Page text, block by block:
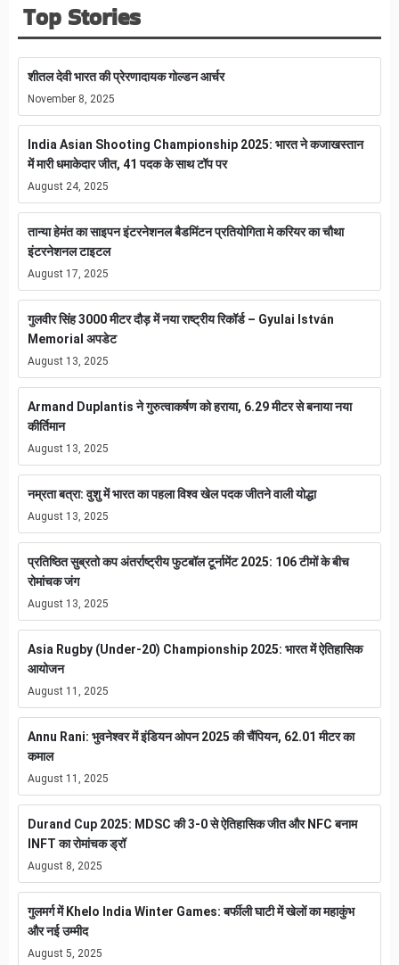
Top Stories
शीतल देवी भारत की प्रेरणादायक गोल्डन आर्चर
November 8, 2025
India Asian Shooting Championship 2025: भारत ने कजाखस्तान
में मारी धमाकेदार जीत, 41 पदक के साथ टॉप पर
August 24, 2025
तान्या हेमंत का साइपन इंटरनेशनल बैडमिंटन प्रतियोगिता मे करियर का चौथा
इंटरनेशनल टाइटल
August 17, 2025
गुलवीर सिंह 3000 मीटर दौड़ में नया राष्ट्रीय रिकॉर्ड – Gyulai István
Memorial अपडेट
August 13, 2025
Armand Duplantis ने गुरुत्वाकर्षण को हराया, 6.29 मीटर से बनाया नया
कीर्तिमान
August 13, 2025
नम्रता बत्रा: वुशु में भारत का पहला विश्व खेल पदक जीतने वाली योद्धा
August 13, 2025
प्रतिष्ठित सुब्रतो कप अंतर्राष्ट्रीय फुटबॉल टूर्नामेंट 2025: 106 टीमों के बीच
रोमांचक जंग
August 13, 2025
Asia Rugby (Under-20) Championship 2025: भारत में ऐतिहासिक
आयोजन
August 11, 2025
Annu Rani: भुवनेश्वर में इंडियन ओपन 2025 की चैंपियन, 62.01 मीटर का
कमाल
August 11, 2025
Durand Cup 2025: MDSC की 3-0 से ऐतिहासिक जीत और NFC बनाम
INFT का रोमांचक ड्रॉ
August 8, 2025
गुलमर्ग में Khelo India Winter Games: बर्फीली घाटी में खेलों का महाकुंभ
और नई उम्मीद
August 5, 2025